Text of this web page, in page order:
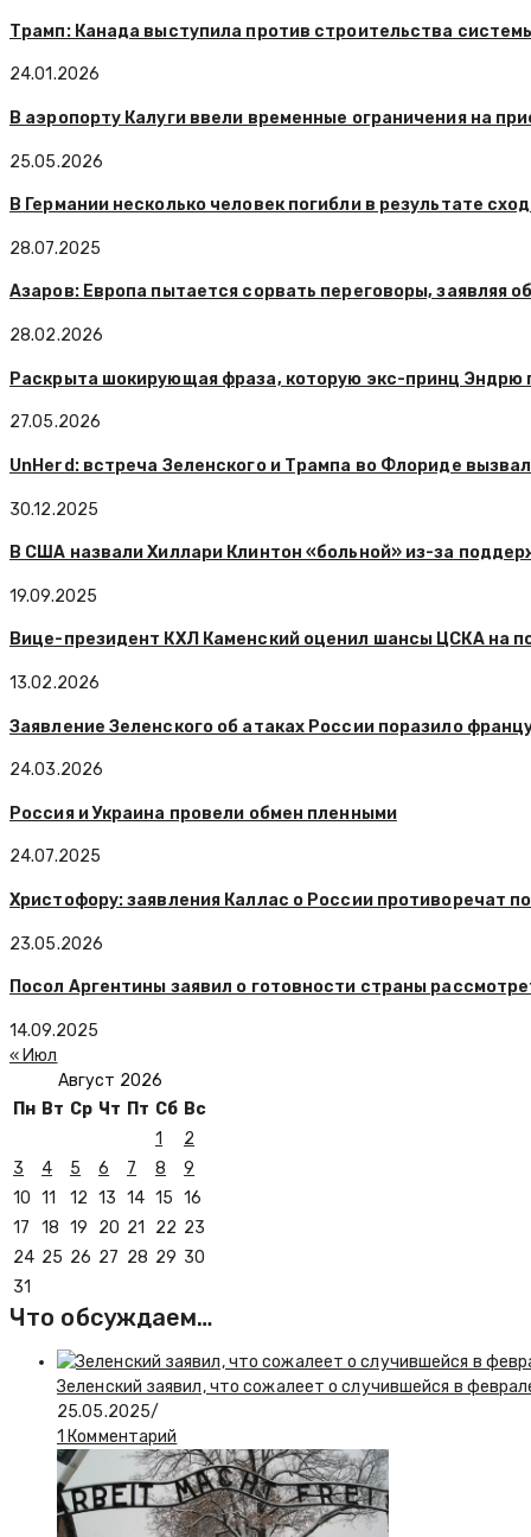
Трамп: Канада выступила против строительства
24.01.2026
В аэропорту Калуги ввели временные ограничения на
25.05.2026
В Германии несколько человек погибли в результате
28.07.2025
Азаров: Европа пытается сорвать переговоры, заявляя
28.02.2026
Раскрыта шокирующая фраза, которую экс-принц Эндрю
27.05.2026
UnHerd: встреча Зеленского и Трампа во Флориде
30.12.2025
В США назвали Хиллари Клинтон «больной» из-за
19.09.2025
Вице-президент КХЛ Каменский оценил шансы ЦСКА на
13.02.2026
Заявление Зеленского об атаках России поразило
24.03.2026
Россия и Украина провели обмен пленными
24.07.2025
Христофору: заявления Каллас о России противоречат
23.05.2026
Посол Аргентины заявил о готовности страны
14.09.2025
« Июл
Август 2026
Пн Вт Ср Чт Пт Сб Вс
1
2
3
4 5 6 7 8
9
10 11 12 13 14 15 16
17
18 19 20 21 22 23
24 25 26 27 28 29 30
31
Что обсуждаем…
Зеленский заявил, что сожалеет о случившейся в
25.05.2025/
1 Комментарий